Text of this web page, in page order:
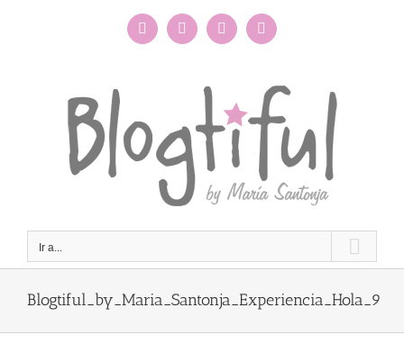
FacebookInstagram
X Pinterest
Ir a...
Blogtiful_by_Maria_Santonja_Experiencia_Hola_9